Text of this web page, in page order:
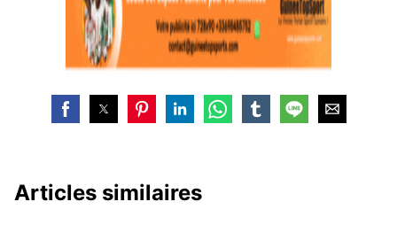
Articles similaires